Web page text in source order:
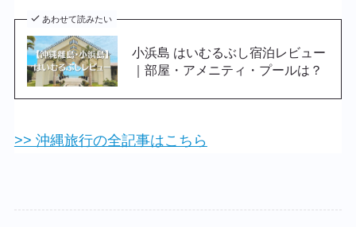
あわせて読みたい
小浜島 はいむるぶし宿泊レビュー
｜部屋・アメニティ・プールは？
>> 沖縄旅行の全記事はこちら